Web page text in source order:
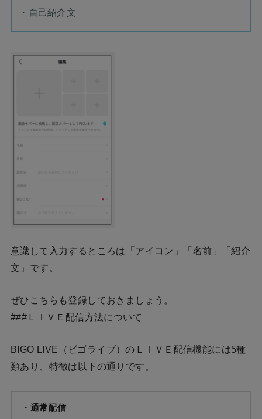
・自己紹介文
意識して入力するところは「アイコン」「名前」「紹介
文」です。
ぜひこちらも登録しておきましょう。
###ＬＩＶＥ配信方法について
BIGO LIVE（ビゴライブ）のＬＩＶＥ配信機能には5種
類あり、特徴は以下の通りです。
・通常配信